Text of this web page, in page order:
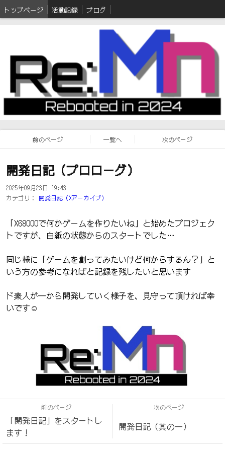
トップページ 活動記録 ブログ
前のページ 一覧へ 次のページ
開発日記（プロローグ）
2025年09月23日 19:43
カテゴリ：
開発日記（Xアーカイブ）
「X68000で何かゲームを作りたいね」と始めたプロジェク
トですが、白紙の状態からのスタートでした…
同じ様に「ゲームを創ってみたいけど何からするん？」と
いう方の参考になればと記録を残したいと思います
ド素人が一から開発していく様子を、見守って頂ければ幸
いです☺️
前のページ
「開発日記」をスタートし
ます！
次のページ
開発日記（其の一）